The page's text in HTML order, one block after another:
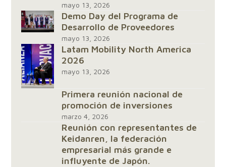
mayo 13, 2026
Demo Day del Programa de
Desarrollo de Proveedores
mayo 13, 2026
Latam Mobility North America
2026
mayo 13, 2026
Primera reunión nacional de
promoción de inversiones
marzo 4, 2026
Reunión con representantes de
Keidanren, la federación
empresarial más grande e
influyente de Japón.